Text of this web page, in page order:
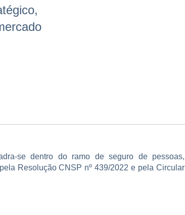
se dentro do ramo de seguro de pessoas,
Resolução CNSP nº 439/2022 e pela Circular